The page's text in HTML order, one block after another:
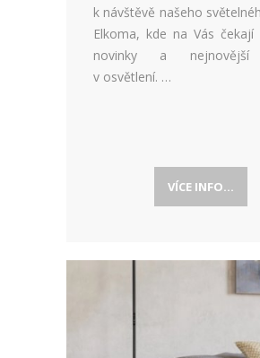
k návštěvě našeho
Elkoma, kde na Vás čekají
novinky a nejnovější
v osvětlení. …
VÍCE INFO...